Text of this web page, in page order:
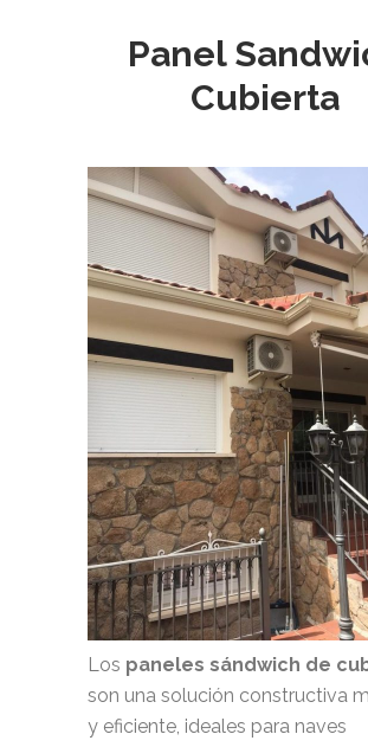
Panel
Cubierta
Los paneles sándwich de
son una solución constructiva
y eficiente, ideales para naves